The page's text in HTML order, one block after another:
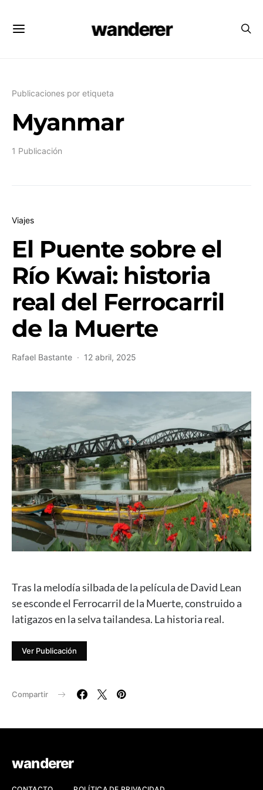
wanderer
Publicaciones por etiqueta
Myanmar
1 Publicación
Viajes
El Puente sobre el
Río Kwai: historia
real del Ferrocarril
de la Muerte
Rafael Bastante 12 abril, 2025
Tras la melodía silbada de la película de David Lean
se esconde el Ferrocarril de la Muerte, construido a
latigazos en la selva tailandesa. La historia real.
Ver Publicación
Compartir
wanderer